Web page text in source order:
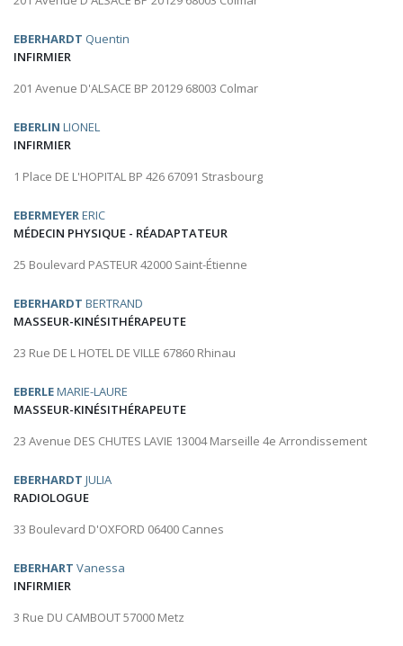
EBERHARDT Quentin
INFIRMIER
201 Avenue D'ALSACE BP 20129 68003 Colmar
EBERLIN LIONEL
INFIRMIER
1 Place DE L'HOPITAL BP 426 67091 Strasbourg
EBERMEYERERIC
MÉDECIN PHYSIQUE - RÉADAPTATEUR
25 Boulevard PASTEUR 42000 Saint-Étienne
EBERHARDT BERTRAND
MASSEUR-KINÉSITHÉRAPEUTE
23 Rue DE L HOTEL DE VILLE 67860 Rhinau
EBERLEMARIE-LAURE
MASSEUR-KINÉSITHÉRAPEUTE
23 Avenue DES CHUTES LAVIE 13004 Marseille 4e Arrondissement
EBERHARDT JULIA
RADIOLOGUE
33 Boulevard D'OXFORD 06400 Cannes
EBERHART Vanessa
INFIRMIER
3 Rue DU CAMBOUT 57000 Metz